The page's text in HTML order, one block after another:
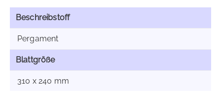
Beschreibstoff
Pergament
Blattgröße
310 x 240 mm